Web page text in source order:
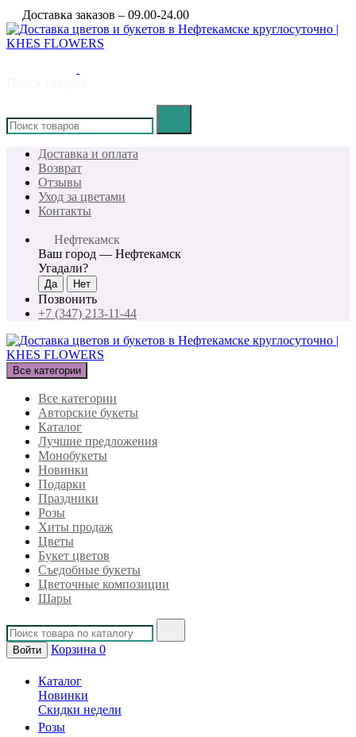
Доставка заказов – 09.00-24.00
Доставка и оплата
Возврат
Отзывы
Уход за цветами
Контакты
Нефтекамск
Ваш город — Нефтекамск
Угадали?
Позвонить
+7 (347) 213-11-44
Все категории
Все категории
Авторские букеты
Каталог
Лучшие предложения
Монобукеты
Новинки
Подарки
Праздники
Розы
Хиты продаж
Цветы
Букет цветов
Съедобные букеты
Цветочные композиции
Шары
Войти Корзина 0
Каталог
Новинки
Скидки недели
Розы